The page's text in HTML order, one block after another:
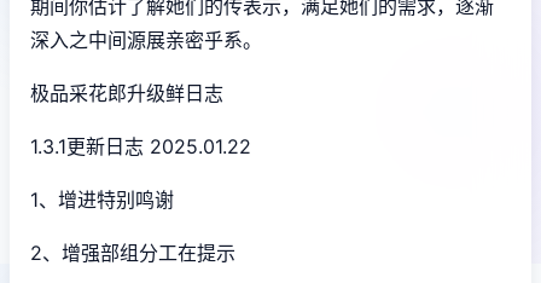
期间你估计了解她们的传表示，满足她们的需求，逐渐
深入之中间源展亲密乎系。
极品采花郎升级鲜日志
1.3.1更新日志 2025.01.22
1、增进特别鸣谢
2、增强部组分工在提示